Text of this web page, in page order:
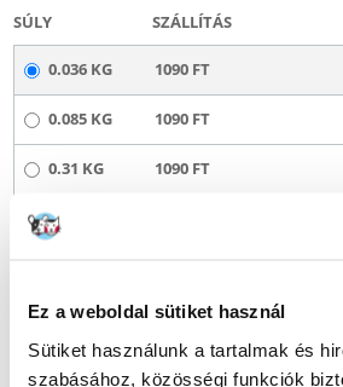
Ez a weboldal sütiket használ
Sütiket használunk a tartalmak és
szabásához, közösségi funkciók
SÚLY SZÁLLÍTÁS
0.036 KG 1090 FT
0.085 KG 1090 FT
0.31 KG 1090 FT
KÜLDÉS 48 ÓRÁN BELÜL
Leírás